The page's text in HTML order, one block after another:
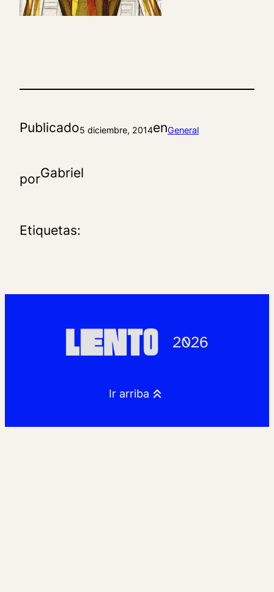
Publicado5 diciembre, 2014enGeneral
porGabriel
Etiquetas:
Ir arriba